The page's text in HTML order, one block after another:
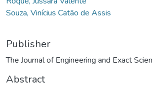
Souza, Vinícius Catão de Assis
Publisher
The Journal of Engineering and Exact
Abstract